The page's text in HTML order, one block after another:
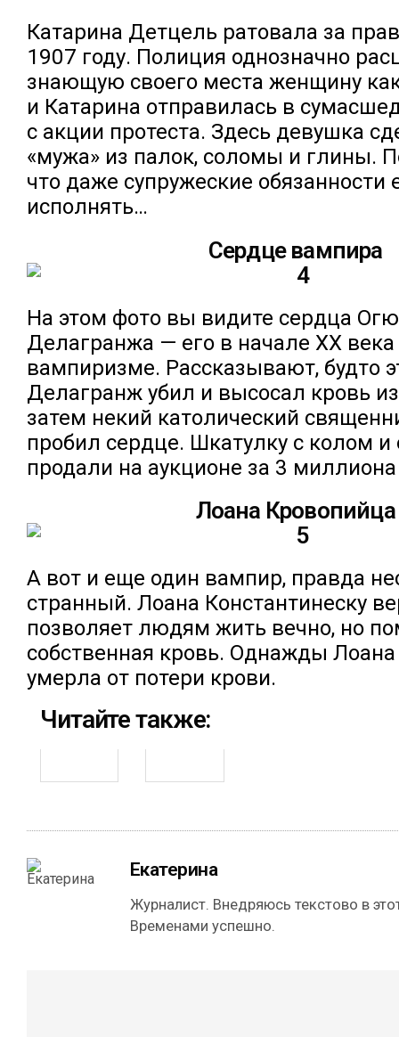
Катарина Детцель ратовала за
1907 году. Полиция однозначно
знающую своего места женщину
и Катарина отправилась в
с акции протеста. Здесь девушка
«мужа» из палок, соломы и глины.
что даже супружеские обязанности
исполнять…
Сердце вампира
На этом фото вы видите сердца
Делагранжа — его в начале XX
вампиризме. Рассказывают, будто
Делагранж убил и высосал кровь
затем некий католический
пробил сердце. Шкатулку с колом и
продали на аукционе за 3
Лоана Кровопийца
А вот и еще один вампир, правда
странный. Лоана Константинеску
позволяет людям жить вечно, но
собственная кровь. Однажды
умерла от потери крови.
Читайте также:
Екатерина
Журналист. Внедряюсь текстово в
Временами успешно.